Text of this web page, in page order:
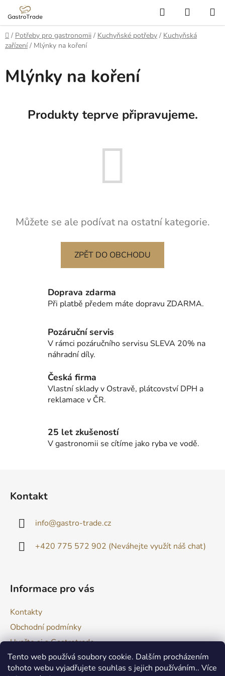
Tento web používá soubory cookie. Dalším procházením
tohoto webu vyjadřujete souhlas s jejich používáním.. Více
obsah
Hledat
KOŠÍK
Domů
/ Potřeby pro gastronomii / Kuchyňské potřeby / Kuchyňská
zařízení / Mlýnky na koření
Mlýnky na koření
Produkty teprve připravujeme.
Můžete se ale podívat na ostatní kategorie.
ZPĚT DO OBCHODU
Doprava zdarma
Při platbě předem máte dopravu ZDARMA.
Pozáruční servis
V rámci pozáručního servisu SLEVA 20% na
náhradní díly.
Česká firma
Vlastní sklady v Ostravě, plátcovství DPH a
reklamace v ČR.
25 let zkušeností
V gastronomii se cítíme jako ryba ve vodě.
Kontakt
info@gastro-trade.cz
+420 775 572 902 (Neváhejte využít náš chat)
Informace pro vás
Kontakty
Obchodní podmínky
Uvařte si s Gastrotrade
Naše produkty - Tipy a triky
Reklamace zboží